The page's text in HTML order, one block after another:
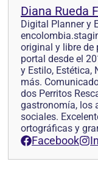
Diana Rueda
Digital Planner y
original y libre de
portal desde el
y Estilo, Estética,
más.
dos Perritos
gastronomía, los
sociales.
ortográficas y
Facebook